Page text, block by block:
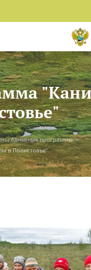
содержанию
программы »
в Полистовье"